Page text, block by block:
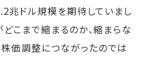
兆ドル規模を期待していまし
こまで縮まるのか、縮まらな
価調整につながったのでは